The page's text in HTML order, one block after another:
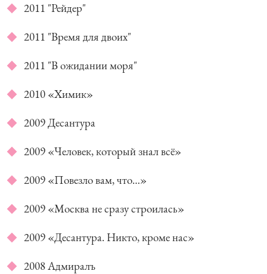
2011 "Рейдер"
2011 "Время для двоих"
2011 "В ожидании моря"
2010 «Химик»
2009 Десантура
2009 «Человек, который знал всё»
2009 «Повезло вам, что…»
2009 «Москва не сразу строилась»
2009 «Десантура. Никто, кроме нас»
2008 Адмиралъ